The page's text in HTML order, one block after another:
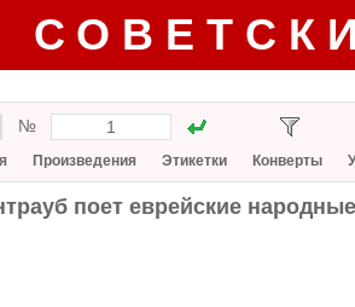
№
Произведения Этикетки Конверты
поет еврейские